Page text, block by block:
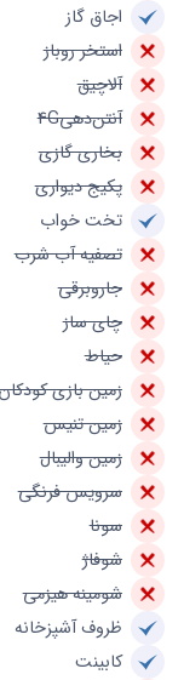
اجاق گاز
استخر روباز
آلاچیق
آنتن‌دهی4G
بخاری گازی
پکیج دیواری
تخت خواب
تصفیه آب شرب
جاروبرقی
چای ساز
حیاط
زمین بازی کودکان
زمین تنیس
زمین والیبال
سرویس فرنگی
سونا
شوفاژ
شومینه هیزمی
ظروف آشپزخانه
کابینت